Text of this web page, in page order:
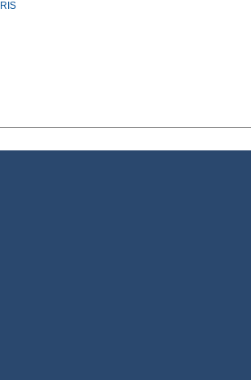
RIS